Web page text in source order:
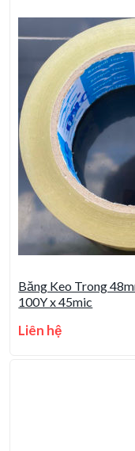
Băng Keo Trong
100Y x 45mic
Liên hệ